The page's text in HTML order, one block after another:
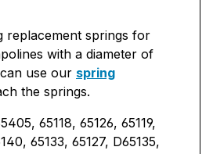
replacement springs for
with a diameter of
use our spring
the springs.
65118, 65126, 65119,
65133, 65127, D65135,